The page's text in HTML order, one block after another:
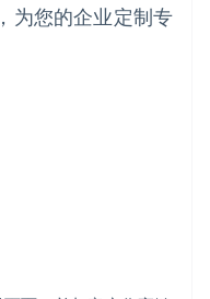
为您的企业定制专